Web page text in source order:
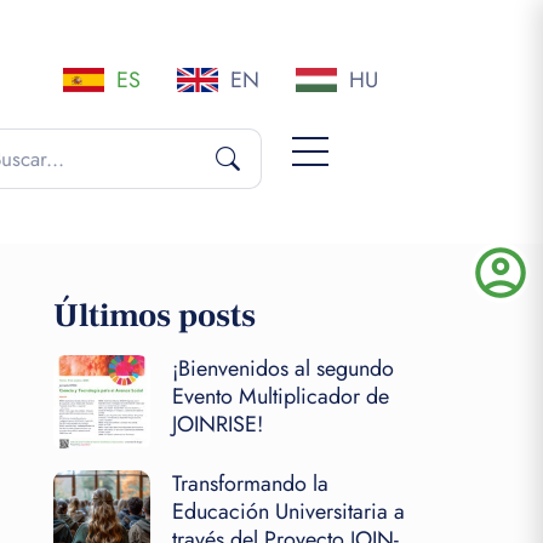
ES EN HU
Últimos posts
¡Bienvenidos al segundo
Evento Multiplicador de
JOINRISE!
Transformando la
Educación Universitaria a
account_circle